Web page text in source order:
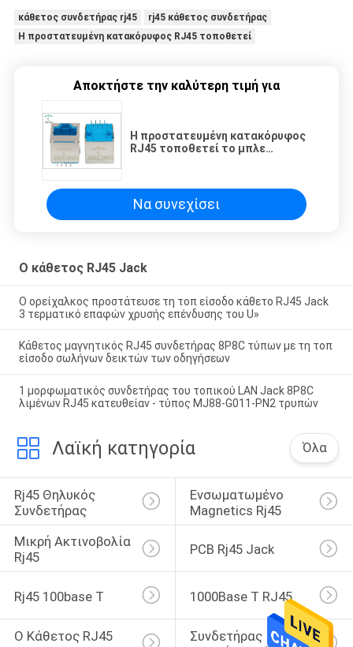
κάθετος συνδετήρας rj45
rj45 κάθετος συνδετήρας
Η προστατευμένη κατακόρυφος RJ45 τοποθετεί
Αποκτήστε την καλύτερη τιμή για
Η προστατευμένη κατακόρυφος
RJ45 τοποθετεί το μπλε
Να συνεχίσει
Ο κάθετος RJ45 Jack
Ο ορείχαλκος προστάτευσε τη τοπ είσοδο κάθετο RJ45 Jack
3 τερματικό επαφών χρυσής επένδυσης του U»
Κάθετος μαγνητικός RJ45 συνδετήρας 8P8C τύπων με τη τοπ
είσοδο σωλήνων δεικτών των οδηγήσεων
1 μορφωματικός συνδετήρας του τοπικού LAN Jack 8P8C
λιμένων RJ45 κατευθείαν - τύπος MJ88-G011-PN2 τρυπών
Λαϊκή κατηγορία Όλα
Rj45 Θηλυκός
Συνδετήρας
Ενσωματωμένο
Magnetics Rj45
Μικρή Ακτινοβολία
Rj45
PCB Rj45 Jack
Rj45 100base Τ 1000Base Τ RJ45
Ο Κάθετος RJ45
Συνδετήρας